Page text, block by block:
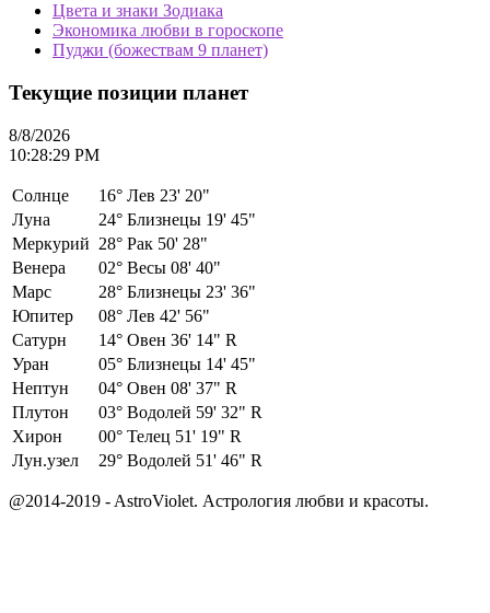
Цвета и знаки Зодиака
Экономика любви в гороскопе
Пуджи (божествам 9 планет)
Текущие позиции планет
8/8/2026
10:28:29 PM
Солнце 16° Лев 23' 20"
Луна
24° Близнецы 19' 45"
Меркурий 28° Рак 50' 28"
Венера
02° Весы 08' 40"
Марс
28° Близнецы 23' 36"
Юпитер
08° Лев 42' 56"
Сатурн
14° Овен 36' 14" R
Уран
05° Близнецы 14' 45"
Нептун
04° Овен 08' 37" R
Плутон
03° Водолей 59' 32" R
Хирон
00° Телец 51' 19" R
Лун.узел
29° Водолей 51' 46" R
@2014-2019 - AstroViolet. Астрология любви и красоты.